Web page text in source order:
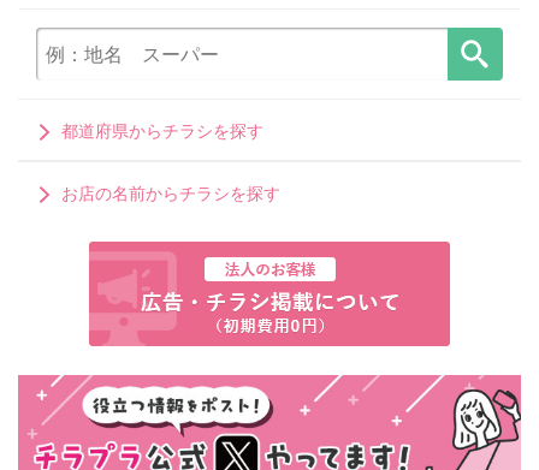
都道府県からチラシを探す
お店の名前からチラシを探す